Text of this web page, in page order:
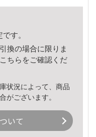
す。
換の場合に限りま
こちら をご確認くだ
状況によって、商品
がございます。
いて